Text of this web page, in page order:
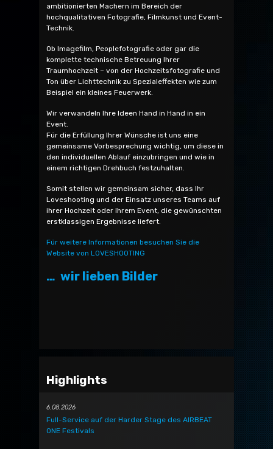
ambitionierten Machern im Bereich der
hochqualitativen Fotografie, Filmkunst und Event-
Technik.
Ob Imagefilm, Peoplefotografie oder gar die
komplette technische Betreuung Ihrer
Traumhochzeit – von der Hochzeitsfotografie und
Ton über Lichttechnik zu Spezialeffekten wie zum
Beispiel ein kleines Feuerwerk.
Wir verwandeln Ihre Ideen Hand in Hand in ein
Event.
Für die Erfüllung Ihrer Wünsche ist uns eine
gemeinsame Vorbesprechung wichtig, um diese in
den individuellen Ablauf einzubringen und wie in
einem richtigen Drehbuch festzuhalten.
Somit stellen wir gemeinsam sicher, dass Ihr
Loveshooting und der Einsatz unseres Teams auf
ihrer Hochzeit oder Ihrem Event, die gewünschten
erstklassigen Ergebnisse liefert.
Für weitere Informationen besuchen Sie die
Website von LOVESHOOTING
… wir lieben Bilder
Highlights
6.08.2026
Full-Service auf der Harder Stage des AIRBEAT
ONE Festivals